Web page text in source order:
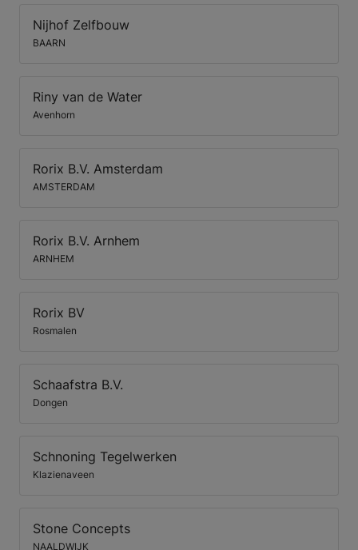
Nijhof Zelfbouw
BAARN
Riny van de Water
Avenhorn
Rorix B.V. Amsterdam
AMSTERDAM
Rorix B.V. Arnhem
ARNHEM
Rorix BV
Rosmalen
Schaafstra B.V.
Dongen
Schnoning Tegelwerken
Klazienaveen
Stone Concepts
NAALDWIJK